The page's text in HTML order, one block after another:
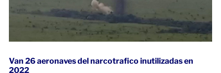
Van 26 aeronaves del narcotrafico inutilizadas en
2022